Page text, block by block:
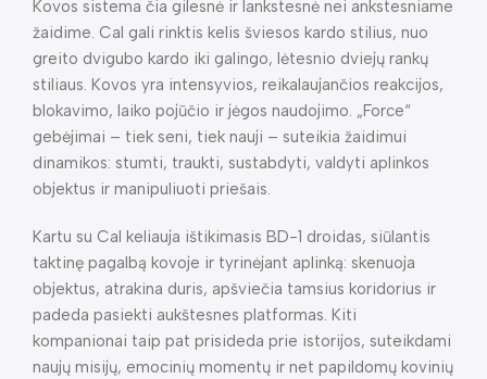
Kovos sistema čia gilesnė ir lankstesnė nei ankstesniame
žaidime. Cal gali rinktis kelis šviesos kardo stilius, nuo
greito dvigubo kardo iki galingo, lėtesnio dviejų rankų
stiliaus. Kovos yra intensyvios, reikalaujančios reakcijos,
blokavimo, laiko pojūčio ir jėgos naudojimo. „Force“
gebėjimai – tiek seni, tiek nauji – suteikia žaidimui
dinamikos: stumti, traukti, sustabdyti, valdyti aplinkos
objektus ir manipuliuoti priešais.
Kartu su Cal keliauja ištikimasis BD-1 droidas, siūlantis
taktinę pagalbą kovoje ir tyrinėjant aplinką: skenuoja
objektus, atrakina duris, apšviečia tamsius koridorius ir
padeda pasiekti aukštesnes platformas. Kiti
kompanionai taip pat prisideda prie istorijos, suteikdami
naujų misijų, emocinių momentų ir net papildomų kovinių